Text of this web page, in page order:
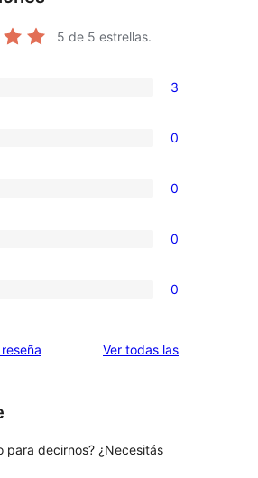
5 de 5 estrellas.
3
0
0
0
0
Ver todas lasreseñas
para decirnos? ¿Necesitás